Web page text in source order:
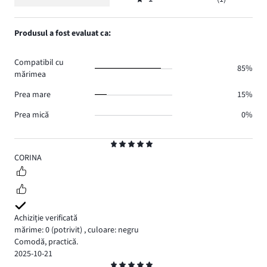
5
CORINA
Achiziție verificată
mărime: 0 (potrivit) ,culoare: negru
Comodă, practică.
2025-10-21
11.
1.
Evaluare
1,
Produsul a fost evaluat ca:
Compatibil cu
mărimea
85%
Prea mare
15%
Prea mică
0%